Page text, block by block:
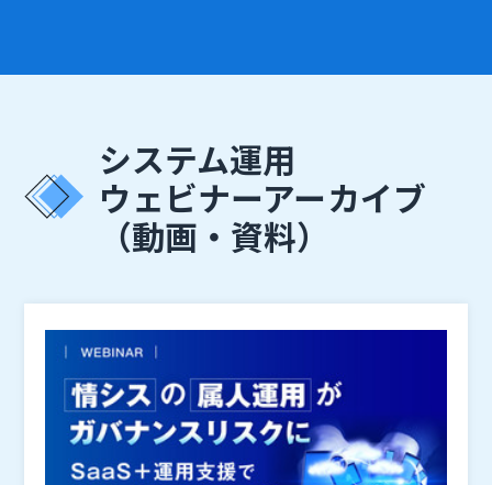
システム運用
ウェビナーアーカイブ
（動画・資料）